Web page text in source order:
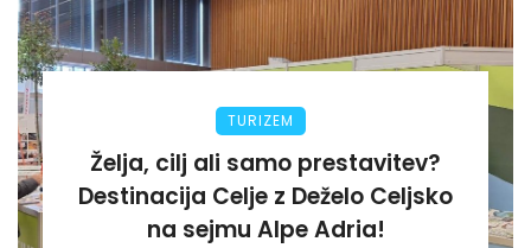
TURIZEM
Želja, cilj ali samo prestavitev?
Destinacija Celje z Deželo Celjsko
na sejmu Alpe Adria!